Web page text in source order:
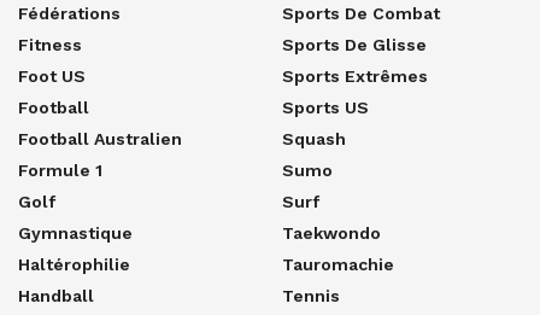
Fédérations
Fitness
Foot US
Football
Football Australien
Formule 1
Golf
Gymnastique
Haltérophilie
Handball
Sports De Combat
Sports De Glisse
Sports Extrêmes
Sports US
Squash
Sumo
Surf
Taekwondo
Tauromachie
Tennis